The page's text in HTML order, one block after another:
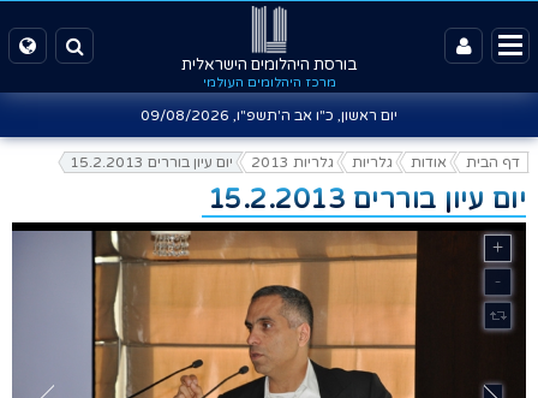
בורסת היהלומים הישראלית
מרכז היהלומים העולמי
יום ראשון, כ"ו אב ה'תשפ"ו, 09/08/2026
דף הבית אודות גלריות גלריות 2013 יום עיון בוררים 15.2.2013
יום עיון בוררים 15.2.2013